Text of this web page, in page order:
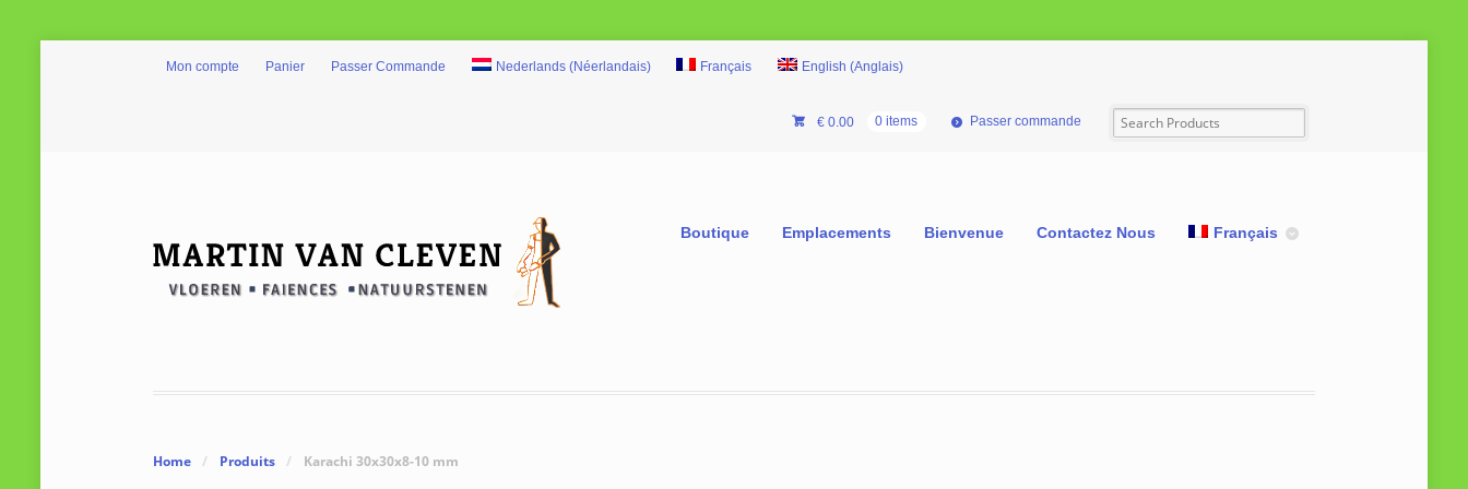
Mon compte Panier Passer Commande Nederlands(Néerlandais) Français English (Anglais)
€0.00 0 items Passer commande
Boutique Emplacements Bienvenue Contactez Nous Français
Home / Produits / Karachi 30x30x8-10 mm